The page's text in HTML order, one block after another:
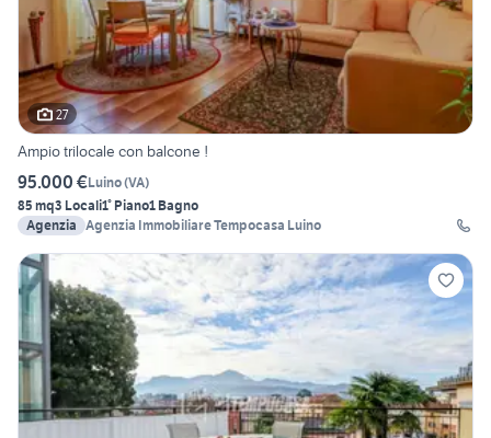
27
Ampio trilocale con balcone !
95.000 €Luino(VA)
85 mq3 Locali1° Piano1 Bagno
Agenzia Agenzia Immobiliare Tempocasa Luino